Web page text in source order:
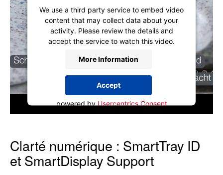
We use a third party service to embed video
content that may collect data about your
activity. Please review the details and
accept the service to watch this video.
More Information
Accept
powered by Usercentrics Consent
Management Platform
Clarté numérique : SmartTray ID
et SmartDisplay Support